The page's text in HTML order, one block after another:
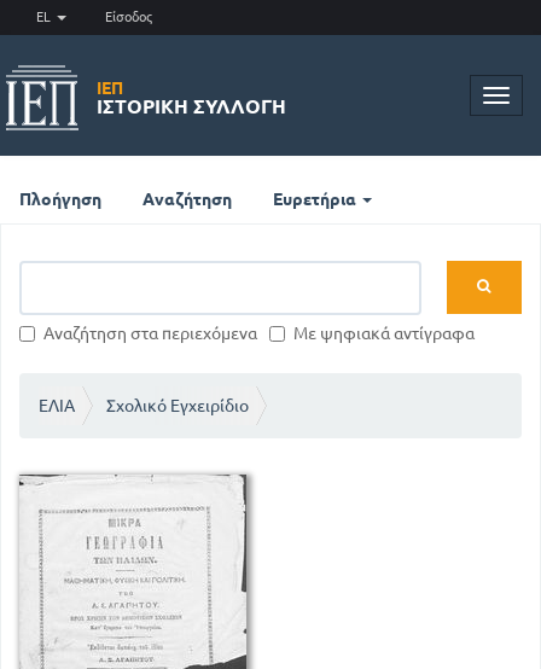
EL Είσοδος
ΙΕΠ
ΙΣΤΟΡΙΚΉ ΣΥΛΛΟΓΉ
Πλοήγηση Αναζήτηση Ευρετήρια
Αναζήτηση στα περιεχόμενα Με ψηφιακά αντίγραφα
ΕΛΙΑ Σχολικό Εγχειρίδιο